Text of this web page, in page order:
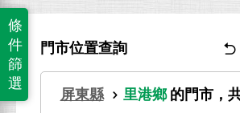
份
有
限
公
司
條
件
篩
選
門市位置查詢
屏東縣 里港鄉 的門市，